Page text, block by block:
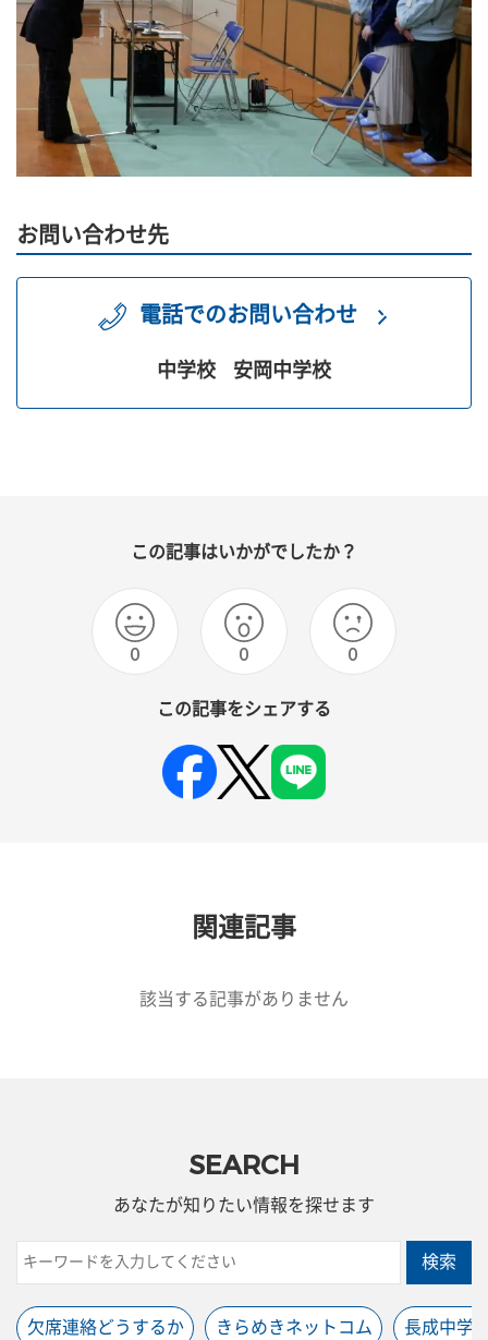
お問い合わせ先
電話でのお問い合わせ
中学校 安岡中学校
この記事はいかがでしたか？
0 0 0
この記事をシェアする
関連記事
該当する記事がありません
SEARCH
あなたが知りたい情報を探せます
検索
欠席連絡どうするか きらめきネットコム 長成中学